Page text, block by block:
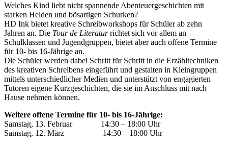
Welches Kind liebt nicht spannende Abenteuergeschichten mit
starken Helden und bösartigen Schurken?
HD Ink bietet kreative Schreibworkshops für Schüler ab zehn
Jahren an. Die Tour de Literaturrichtet sich vor allem an
Schulklassen und Jugendgruppen, bietet aber auch offene Termine
für 10- bis 16-Jährige an.
Die Schüler werden dabei Schritt für Schritt in die Erzähltechniken
des kreativen Schreibens eingeführt und gestalten in Kleingruppen
mittels unterschiedlicher Medien und unterstützt von engagierten
Tutoren eigene Kurzgeschichten, die sie im Anschluss mit nach
Hause nehmen können.
Weitere offene Termine für 10- bis 16-Jährige:
Samstag, 13. Februar 14:30 – 18:00 Uhr
Samstag, 12. März 14:30 – 18:00 Uhr